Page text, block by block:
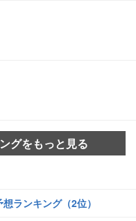
グをもっと見る
ランキング（2位）